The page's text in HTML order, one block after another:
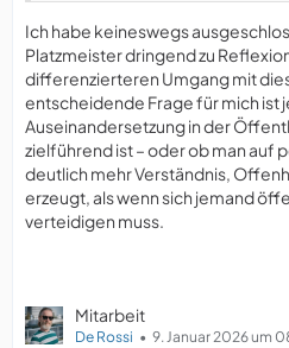
Ich habe keineswegs
Platzmeister dringend zu
differenzierteren Umgang mit
entscheidende Frage für mich ist
Auseinandersetzung in der
zielführend ist – oder ob man auf
deutlich mehr Verständnis,
erzeugt, als wenn sich jemand
verteidigen muss.
Mitarbeit
De Rossi 9. Januar 2026 um